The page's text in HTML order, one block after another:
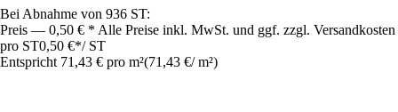
Bei Abnahme von 936 ST:
Preis — 0,50 € * Alle Preise inkl. MwSt. und ggf. zzgl. Versandkosten
pro ST0,50 €*/ ST
Entspricht 71,43 € pro m²(71,43 €/ m²)